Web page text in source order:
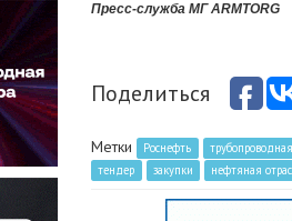
Пресс-служба МГ ARMTORG
Поделиться
Метки Роснефть
тендер
закупки нефтяная